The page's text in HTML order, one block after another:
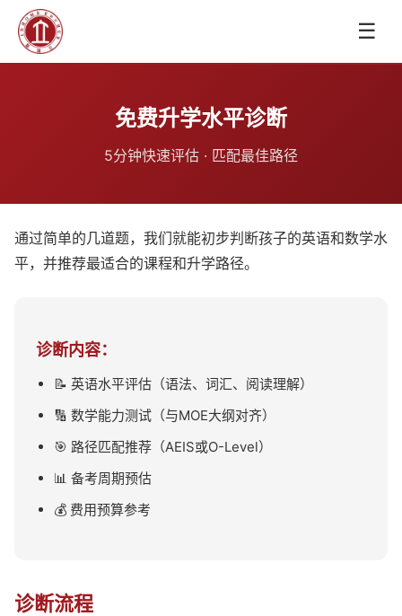
☰
免费升学水平诊断
5分钟快速评估 · 匹配最佳路径
通过简单的几道题，我们就能初步判断孩子的英语和数学水
平，并推荐最适合的课程和升学路径。
诊断内容：
📝 英语水平评估（语法、词汇、阅读理解）
🔢 数学能力测试（与MOE大纲对齐）
🎯 路径匹配推荐（AEIS或O-Level）
📊 备考周期预估
💰 费用预算参考
诊断流程